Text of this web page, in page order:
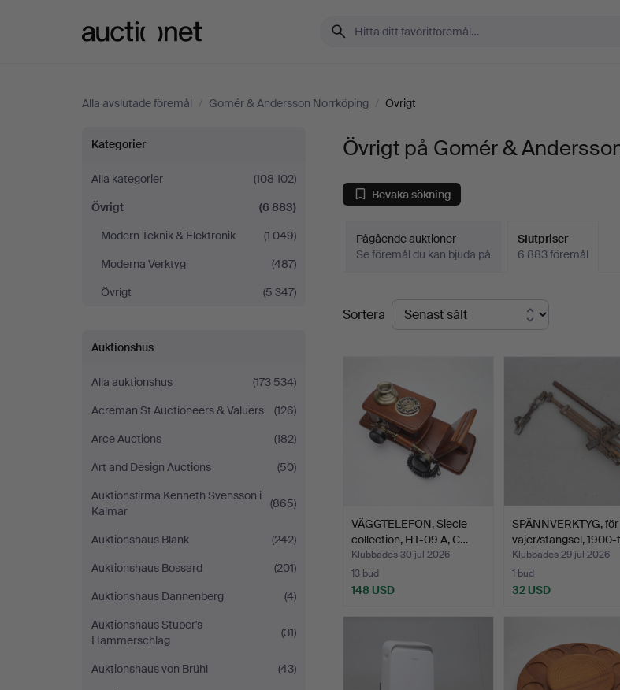
Alla avslutade föremål / Gomér & Andersson Norrköping / Övrigt
Övrigt
på
Gomér
Andersson
Norrköping
Kategorier
Alla kategorier
(108 102)
Övrigt
(6 883)
Modern Teknik & Elektronik
(1 049)
Moderna Verktyg
(487)
Övrigt
(5 347)
Auktionshus
Alla auktionshus
(173 534)
Acreman St Auctioneers & Valuers
(126)
Arce Auctions
(182)
Art and Design Auctions
(50)
Auktionsfirma Kenneth Svensson i
Kalmar
(865)
Auktionshaus Blank
(242)
Auktionshaus Bossard
(201)
Auktionshaus Dannenberg
(4)
Auktionshaus Stuber's
Hammerschlag
(31)
Auktionshaus von Brühl
(43)
Övrigt på Gomér &
Bevaka sökning
Pågående auktioner
Se föremål du kan bjuda på
Slutpriser
6 883 föremål
Slutpriser
Sortera
VÄGGTELEFON, Siecle
collection, HT-09 A, C…
Klubbades 30 jul 2026
13 bud
148 USD
SPÄNNVERKTYG, för
vajer/stängsel, 1900-
Klubbades 29 jul 2026
1 bud
32 USD